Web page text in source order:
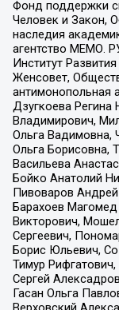
Фонд поддержки
Человек и Закон,
наследия
агентство МЕМО.
Институт
Женсовет,
антимонопольная
Дзугкоева Регина
Владимирович,
Ольга Вадимовна,
Ольга Борисовна,
Васильева
Бойко Анатолий
Пивоваров Андрей
Барахоев
Викторович,
Сергеевич,
Борис Юльевич,
Тимур
Сергей
Гасан Ольга